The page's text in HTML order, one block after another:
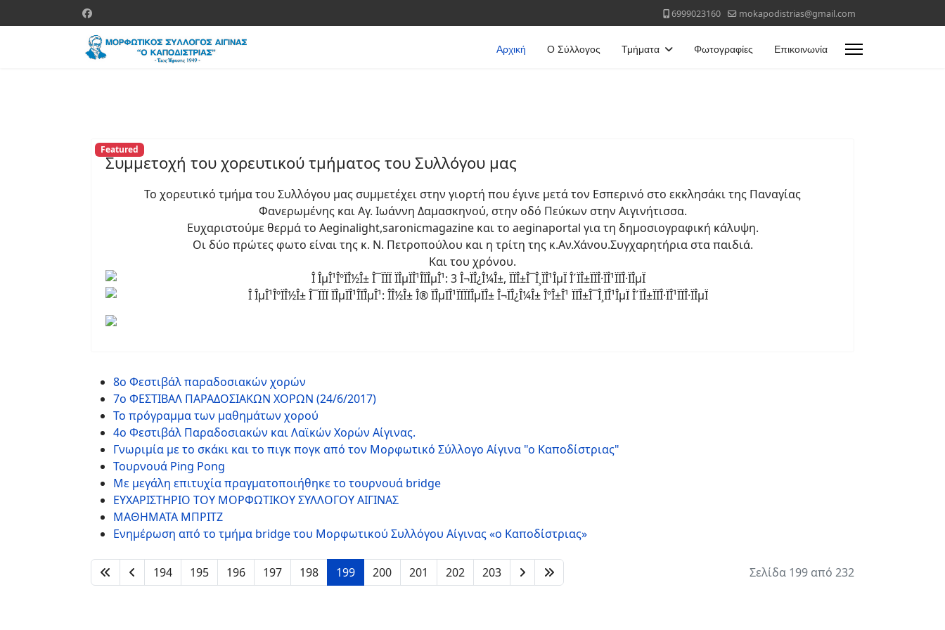
6999023160 mokapodistrias@gmail.com
Αρχική Ο Σύλλογος Τμήματα Φωτογραφίες Επικοινωνία
Featured
Συμμετοχή του χορευτικού τμήματος του Συλλόγου μας
Το χορευτικό τμήμα του Συλλόγου μας συμμετέχει στην γιορτή που έγινε μετά τον Εσπερινό στο εκκλησάκι της Παναγίας
Φανερωμένης και Αγ. Ιωάννη Δαμασκηνού, στην οδό Πεύκων στην Αιγινήτισσα.
Ευχαριστούμε θερμά το Aeginalight,saronicmagazine και το aeginaportal για τη δημοσιογραφική κάλυψη.
Οι δύο πρώτες φωτο είναι της κ. Ν. Πετροπούλου και η τρίτη της κ.Αν.Χάνου.Συγχαρητήρια στα παιδιά.
Και του χρόνου.
8ο Φεστιβάλ παραδοσιακών χορών
7ο ΦΕΣΤΙΒΑΛ ΠΑΡΑΔΟΣΙΑΚΩΝ ΧΟΡΩΝ (24/6/2017)
Το πρόγραμμα των μαθημάτων χορού
4ο Φεστιβάλ Παραδοσιακών και Λαϊκών Χορών Αίγινας.
Γνωριμία με το σκάκι και το πιγκ πογκ από τον Μορφωτικό Σύλλογο Αίγινα "ο Καποδίστριας"
Τουρνουά Ping Pong
Με μεγάλη επιτυχία πραγματοποιήθηκε το τουρνουά bridge
ΕΥΧΑΡΙΣΤΗΡΙΟ ΤΟΥ ΜΟΡΦΩΤΙΚΟΥ ΣΥΛΛΟΓΟΥ ΑΙΓΙΝΑΣ
ΜΑΘΗΜΑΤΑ ΜΠΡΙΤΖ
Ενημέρωση από το τμήμα bridge του Μορφωτικού Συλλόγου Αίγινας «ο Καποδίστριας»
194 195 196 197 198 199 200 201 202 203 Σελίδα 199 από 232